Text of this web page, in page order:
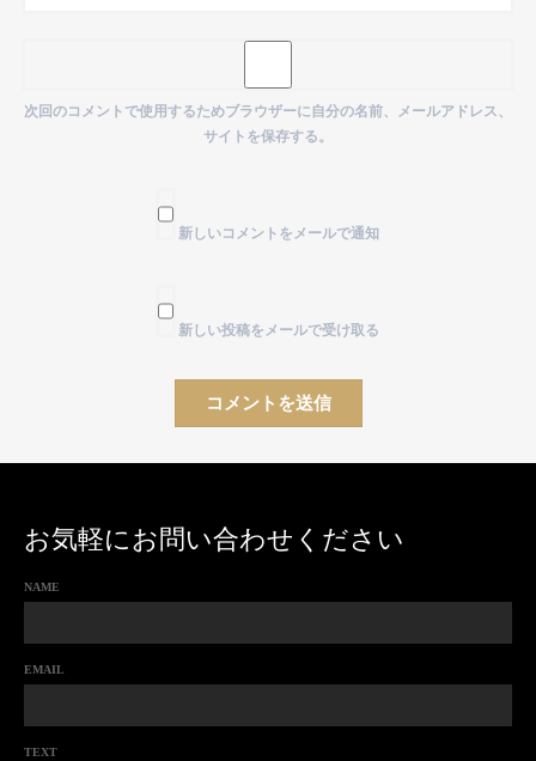
次回のコメントで使用するためブラウザーに自分の名前、メールアドレス、
サイトを保存する。
新しいコメントをメールで通知
新しい投稿をメールで受け取る
お気軽にお問い合わせください
NAME
EMAIL
TEXT